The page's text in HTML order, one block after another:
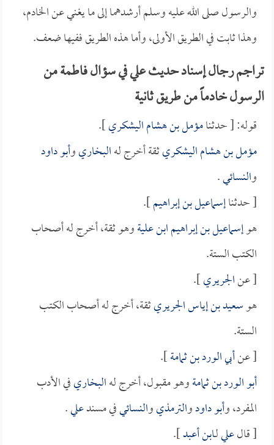
والرسول صلى الله عليه وسلم أرشدهما إلى ما يغني عن الخادم،
وهذا ثابت في الطريق الأولى، وأما هذه الطريق ففيها ضعف.
تراجم رجال إسناد حديث علي في سؤال فاطمة من
الرسول خادماً من طريق ثانية
قوله: [ حدثنامؤمل بن هشام اليشكري].
مؤمل بن هشام اليشكريثقة أخرج لهالبخاريوأبو داود
والنسائي.
[ حدثناإسماعيل بن إبراهيم].
هوإسماعيل بن إبراهيم ابن عليةوهو ثقة، أخرج له أصحاب
الكتب الستة.
[ عنالجريري].
هوسعيد بن إياس الجريريثقة، أخرج له أصحاب الكتب
الستة.
[ عنأبي الورد بن ثمامة].
أبو الورد بن ثمامةوهو مقبول، أخرج لهالبخاريفي الأدب
المفرد، وأبو داودوالترمذيوالنسائيفي مسندعلي.
[ قالعليلـابن أعبد].